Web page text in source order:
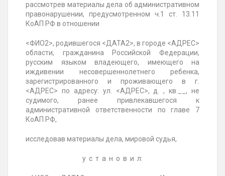
рассмотрев материалы дела об административном
правонарушении, предусмотренном ч.1 ст. 13.11
КоАП РФ в отношении
<ФИО2>, родившегося <ДАТА2>, в городе <АДРЕС>
области, гражданина Российской Федерации,
русским языком владеющего, имеющего на
иждивении несовершеннолетнего ребенка,
зарегистрированного и проживающего в г.
<АДРЕС> по адресу: ул. <АДРЕС>, д. , кв.__, не
судимого, ранее привлекавшегося к
административной ответственности по главе 7
КоАП РФ,
исследовав материалы дела, мировой судья,
у с т а н о в и л: